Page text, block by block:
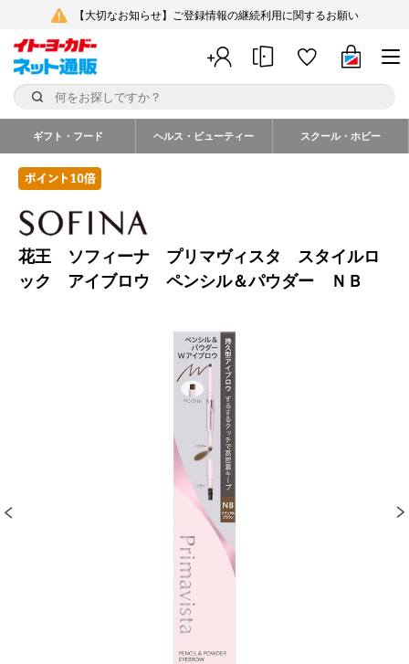
【大切なお知らせ】ご登録情報の継続利用に関するお願い
ギフト・フード ヘルス・ビューティー スクール・ホビー
花王 ソフィーナ プリマヴィスタ スタイルロ
ック アイブロウ ペンシル＆パウダー ＮＢ